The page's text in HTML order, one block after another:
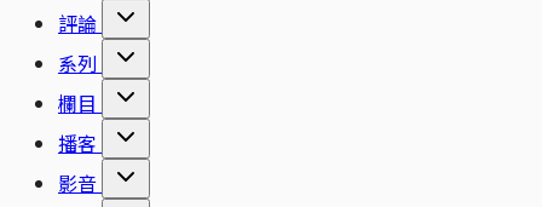
評論
系列
欄目
播客
影音